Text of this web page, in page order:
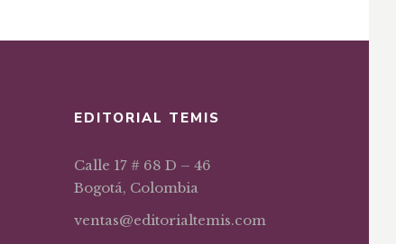
EDITORIAL TEMIS
Calle 17 # 68 D – 46
Bogotá, Colombia
ventas@editorialtemis.com